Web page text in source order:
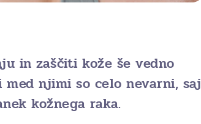
in zaščiti kože še vedno
njimi so celo nevarni, saj
kožnega raka.